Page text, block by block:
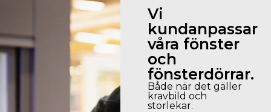
Vi
kundanpassar
våra fönster
och
fönsterdörrar.
Både när det gäller
kravbild och
storlekar.